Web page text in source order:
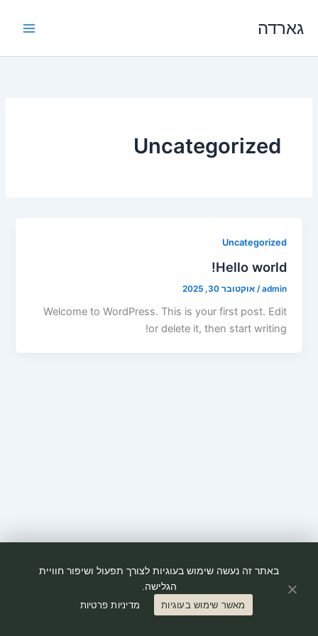
לתוכןגארדה
Uncategorized
Uncategorized
Hello world!
admin
/אוקטובר 30, 2025
Welcome to WordPress. This is your first post. Edit
or delete it, then start writing!
Copyright © 2026 גארדה | Powered by Astra WordPress Theme
באתר זה נעשה שימוש בעוגיות לצורך תפעול ושיפור חוויית
הגלישה.
מאשר שימוש בעוגיות
מדיניות פרטיות